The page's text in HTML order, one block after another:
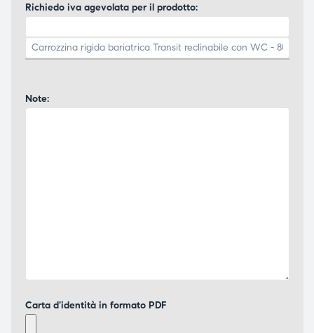
Richiedo iva agevolata per il prodotto:
Note:
Carta d'identità in formato PDF